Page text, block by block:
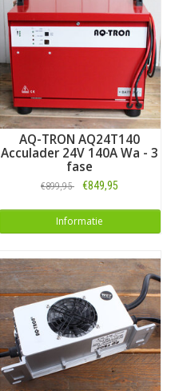
AQ-TRON AQ24T140
Acculader 24V 140A Wa - 3
fase
€899,95 €849,95
Informatie